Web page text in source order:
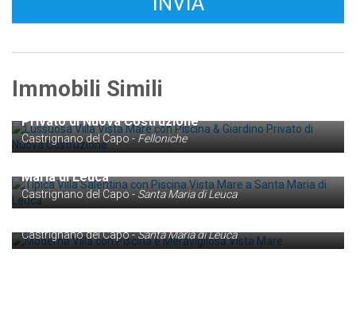
Immobili Simili
trattative riservate
Privato di Nuova Costruzione
Castrignano del Capo - Felloniche
€ 890.000
Maria di Leuca
Castrignano del Capo - Santa Maria di Leuca
trattative riservate
Moderna Villa con Piscina e Meravigliosa Vista
Castrignano del Capo -Santa Maria di Leuca